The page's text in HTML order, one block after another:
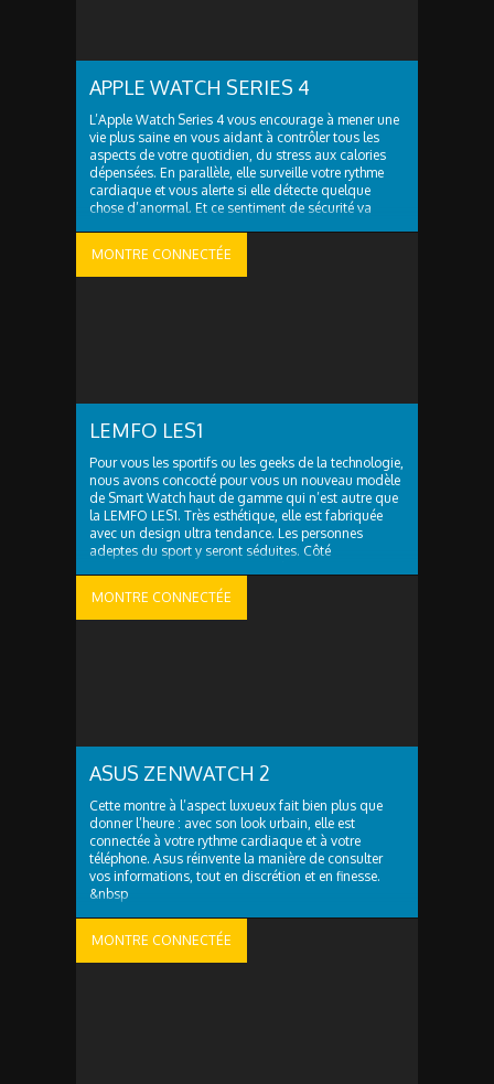
APPLE WATCH SERIES 4
L’Apple Watch Series 4 vous encourage à mener une
vie plus saine en vous aidant à contrôler tous les
aspects de votre quotidien, du stress aux calories
dépensées. En parallèle, elle surveille votre rythme
cardiaque et vous alerte si elle détecte quelque
chose d’anormal. Et ce sentiment de sécurité va
MONTRE CONNECTÉE
LEMFO LES1
Pour vous les sportifs ou les geeks de la technologie,
nous avons concocté pour vous un nouveau modèle
de Smart Watch haut de gamme qui n’est autre que
la LEMFO LES1. Très esthétique, elle est fabriquée
avec un design ultra tendance. Les personnes
adeptes du sport y seront séduites. Côté
MONTRE CONNECTÉE
ASUS ZENWATCH 2
Cette montre à l’aspect luxueux fait bien plus que
donner l’heure : avec son look urbain, elle est
connectée à votre rythme cardiaque et à votre
téléphone. Asus réinvente la manière de consulter
vos informations, tout en discrétion et en finesse.
&nbsp
MONTRE CONNECTÉE